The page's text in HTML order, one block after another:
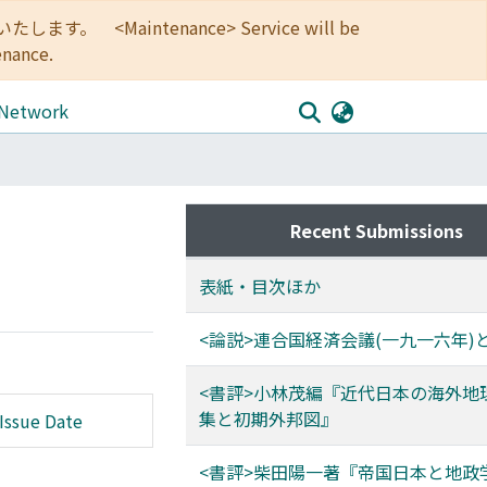
たします。 <Maintenance> Service will be
Date
Recent Submissions
表紙・目次ほか
<論説>連合国経済会議(一九一六年)
<書評>小林茂編『近代日本の海外地
集と初期外邦図』
<書評>柴田陽一著『帝国日本と地政